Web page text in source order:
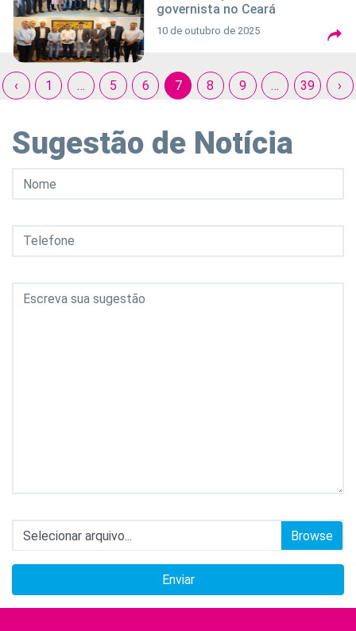
governista no Ceará
10 de outubro de 2025
‹ 1 … 5 6 7 8 9 … 39 ›
Sugestão de Notícia
Selecionar arquivo...